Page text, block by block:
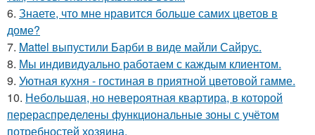
6. Знаете, что мне нравится больше самих цветов в
доме?
7. Mattel выпустили Барби в виде майли Сайрус.
8. Мы индивидуально работаем с каждым клиентом.
9. Уютная кухня - гостиная в приятной цветовой гамме.
10. Небольшая, но невероятная квартира, в которой
перераспределены функциональные зоны с учётом
потребностей хозяина.